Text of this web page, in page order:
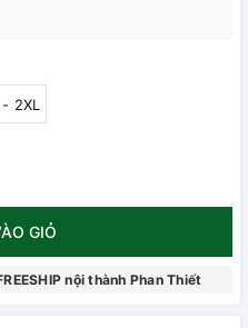
2XL
GIỎ
nội thành Phan Thiết